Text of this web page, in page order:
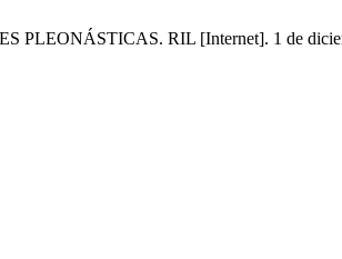
PLEONÁSTICAS. RIL [Internet]. 1 de